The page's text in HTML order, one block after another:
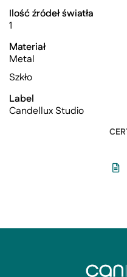
Ilość źródeł światła
1
Materiał
Metal
Szkło
Label
Candellux Studio